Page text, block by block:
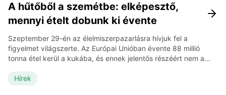
A hűtőből a szemétbe: elképesztő,
mennyi ételt dobunk ki évente
Szeptember 29-én az élelmiszerpazarlásra hívjuk fel a
figyelmet világszerte. Az Európai Unióban évente 88 millió
tonna étel kerül a kukába, és ennek jelentős részéért nem a
fejenként átlagosan 72 kilót jelent – vagyis több tízkilónyi
Hírek